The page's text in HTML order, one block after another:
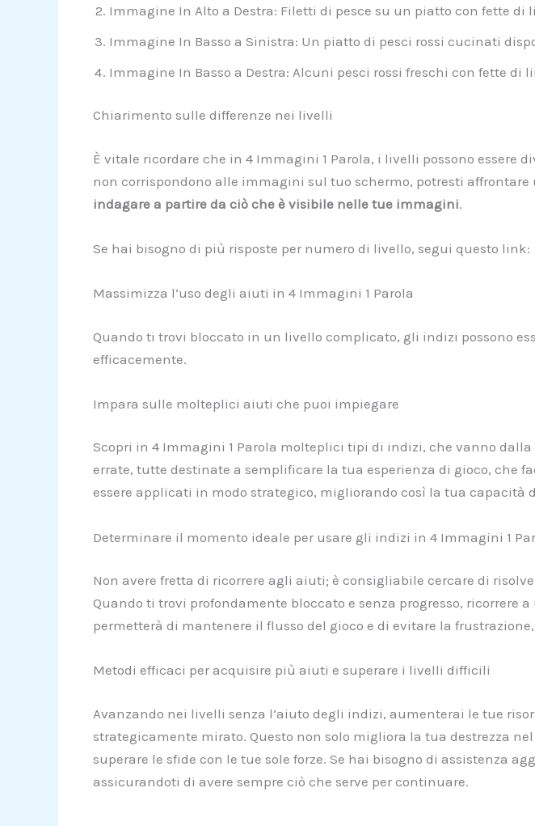
Immagine In Alto a Destra: Filetti di pesce su un piatto con fette di
Immagine In Basso a Sinistra: Un piatto di pesci rossi cucinati
Immagine In Basso a Destra: Alcuni pesci rossi freschi con fette di
Chiarimento sulle differenze nei livelli
È vitale ricordare che in 4 Immagini 1 Parola, i livelli possono essere
non corrispondono alle immagini sul tuo schermo, potresti
indagare a partire da ciò che è visibile nelle tue immagini.
Se hai bisogno di più risposte per numero di livello, segui questo link:
Massimizza l’uso degli aiuti in 4 Immagini 1 Parola
Quando ti trovi bloccato in un livello complicato, gli indizi possono
efficacemente.
Impara sulle molteplici aiuti che puoi impiegare
Scopri in 4 Immagini 1 Parola molteplici tipi di indizi, che vanno
errate, tutte destinate a semplificare la tua esperienza di gioco, che
essere applicati in modo strategico, migliorando così la tua capacità
Determinare il momento ideale per usare gli indizi in 4 Immagini 1
Non avere fretta di ricorrere agli aiuti; è consigliabile cercare di
Quando ti trovi profondamente bloccato e senza progresso, ricorrere
permetterà di mantenere il flusso del gioco e di evitare la
Metodi efficaci per acquisire più aiuti e superare i livelli difficili
Avanzando nei livelli senza l’aiuto degli indizi, aumenterai le tue
strategicamente mirato. Questo non solo migliora la tua destrezza
superare le sfide con le tue sole forze. Se hai bisogno di assistenza
assicurandoti di avere sempre ciò che serve per continuare.